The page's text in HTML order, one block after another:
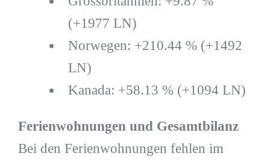
(+1977 LN)
Norwegen: +210.44 % (+1492
LN)
Kanada: +58.13 % (+1094 LN)
Ferienwohnungen und Gesamtbilanz
Bei den Ferienwohnungen fehlen im